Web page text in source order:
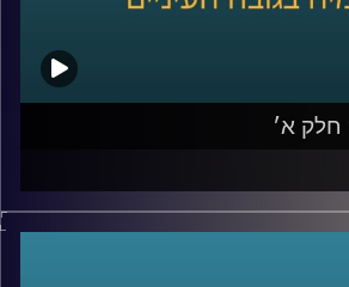
חלק א׳
מצפון לבנון?
צוננים איתה שידעו עליות ומורדות,